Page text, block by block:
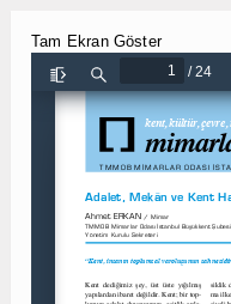
Tam Ekran Göster